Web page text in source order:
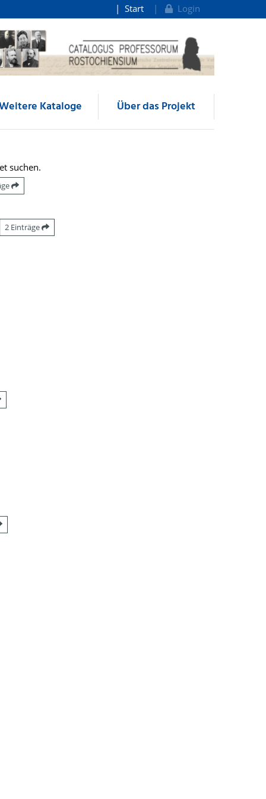
Start Login
Kataloge Über das Projekt
suchen.
2 Einträge